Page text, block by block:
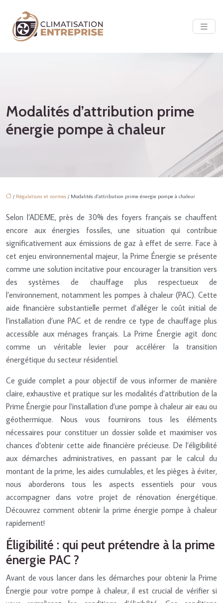
Modalités d’attribution prime
énergie pompe à chaleur
/ Régulations et normes / Modalités d’attribution prime énergie pompe à chaleur
Selon l’ADEME, près de 30% des foyers français se chauffent
encore aux énergies fossiles, une situation qui contribue
significativement aux émissions de gaz à effet de serre. Face à
cet enjeu environnemental majeur, la Prime Énergie se présente
comme une solution incitative pour encourager la transition vers
des systèmes de chauffage plus respectueux de
l’environnement, notamment les pompes à chaleur (PAC). Cette
aide financière substantielle permet d’alléger le coût initial de
l’installation d’une PAC et de rendre ce type de chauffage plus
accessible aux ménages français. La Prime Énergie agit donc
comme un véritable levier pour accélérer la transition
énergétique du secteur résidentiel.
Ce guide complet a pour objectif de vous informer de manière
claire, exhaustive et pratique sur les modalités d’attribution de la
Prime Énergie pour l’installation d’une pompe à chaleur air eau ou
géothermique. Nous vous fournirons tous les éléments
nécessaires pour constituer un dossier solide et maximiser vos
chances d’obtenir cette aide financière précieuse. De l’éligibilité
aux démarches administratives, en passant par le calcul du
montant de la prime, les aides cumulables, et les pièges à éviter,
nous aborderons tous les aspects essentiels pour vous
accompagner dans votre projet de rénovation énergétique.
Découvrez comment obtenir la prime énergie pompe à chaleur
rapidement!
Éligibilité : qui peut prétendre à la prime
énergie PAC ?
Avant de vous lancer dans les démarches pour obtenir la Prime
Énergie pour votre pompe à chaleur, il est crucial de vérifier si